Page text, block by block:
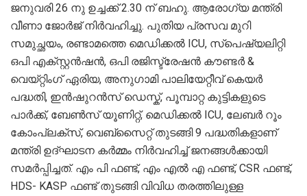
ജനുവരി 26 നു ഉച്ചക്ക് 2.30 ന് ബഹു. ആരോഗ്യ മന്ത്രി
വീണാ ജോർജ് നിർവഹിച്ചു. പുതിയ പ്രസവ മുറി
സമുച്ഛയം, രണ്ടാമത്തെ മെഡിക്കൽ ICU, സ്പെഷ്യലിറ്റി
ഒപി എക്സ്റ്റൻഷൻ, ഒപി രജിസ്ട്രേഷൻ കൗണ്ടർ &
വെയ്റ്റിംഗ് ഏരിയ, അനുഗാമി പാലിയേറ്റീവ് കെയർ
പദ്ധതി, ഇൻഷുറൻസ് ഡെസ്ക്, പൂമ്പാറ്റ കുട്ടികളുടെ
പാർക്ക്, ബേൺസ് യൂണിറ്റ്, മെഡിക്കൽ ICU, ലേബർ റൂം
കോംപ്ലക്സ്, വെബ്സൈറ്റ് തുടങ്ങി 9 പദ്ധതികളാണ്
മന്ത്രി ഉദ്ഘാടന കർമ്മം നിർവഹിച്ച് ജനങ്ങൾക്കായി
സമർപ്പിച്ചത്. എം പി ഫണ്ട്, എം എൽ എ ഫണ്ട്, CSR ഫണ്ട്,
HDS- KASP ഫണ്ട് തുടങ്ങി വിവിധ തരത്തിലുള്ള